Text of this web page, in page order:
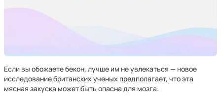
Если вы обожаете бекон, лучше им не увлекаться — новое
исследование британских ученых предполагает, что эта
мясная закуска может быть опасна для мозга.